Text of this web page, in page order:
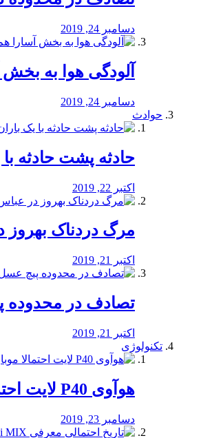
دسامبر 24, 2019
آلودگی هوا به
دسامبر 24, 2019
حوادث
️حادثه پشت حادثه
اکتبر 22, 2019
مرگ دردناک
اکتبر 21, 2019
تصادف در محدوده
اکتبر 21, 2019
تکنولوژی
هوآوی P40 لایت احتمالا موبا
دسامبر 23, 2019